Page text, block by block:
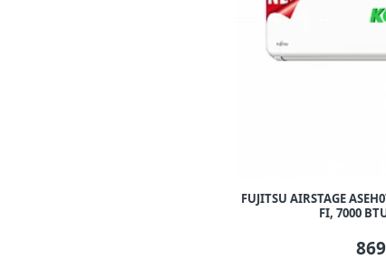
FUJITSU AIRSTAGE
FI, 7000